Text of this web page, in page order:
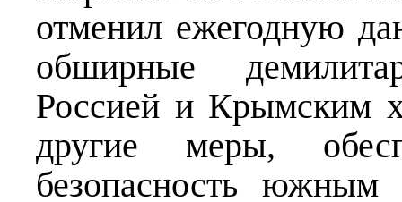
отменил ежегодную
обширные
Россией и Крымским
другие меры,
безопасность южным